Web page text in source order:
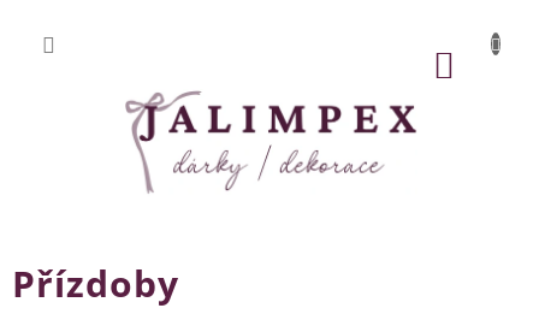
obsah
Přízdoby